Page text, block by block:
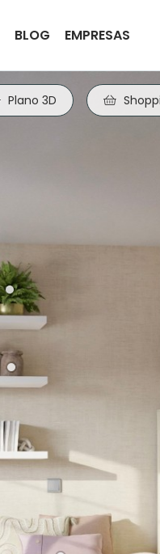
BLOG EMPRESAS
Plano 3D